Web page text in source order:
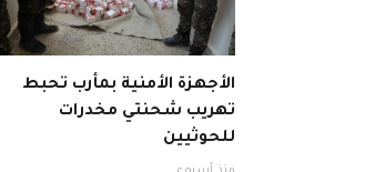
الأجهزة الأمنية بمأرب تحبط
تهريب شحنتي مخدرات
للحوثيين